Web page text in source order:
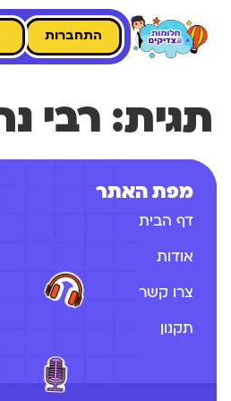
התחברות
תגית: רבי
מפת האתר
דף הבית
אודות
צרו קשר
תקנון